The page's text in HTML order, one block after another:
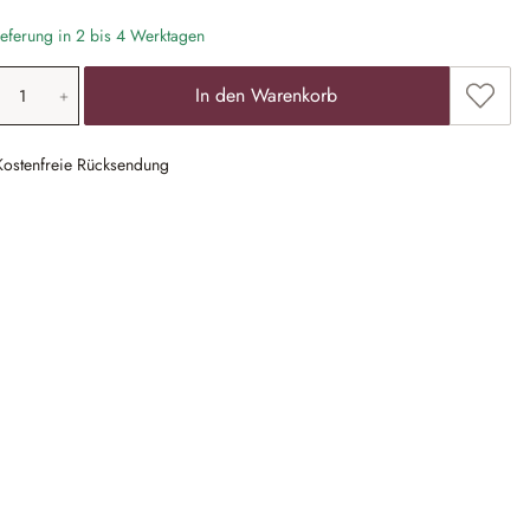
in 2 bis 4 Werktagen
Anzahl: Gib den gewünschten
In den Warenkorb Zum
Rücksendung